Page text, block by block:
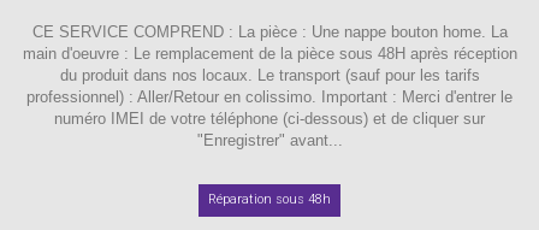
CE SERVICE COMPREND : La pièce : Une nappe bouton home. La
main d'oeuvre : Le remplacement de la pièce sous 48H après réception
du produit dans nos locaux. Le transport (sauf pour les tarifs
professionnel) : Aller/Retour en colissimo. Important : Merci d'entrer le
numéro IMEI de votre téléphone (ci-dessous) et de cliquer sur
"Enregistrer" avant...
Réparation sous 48h